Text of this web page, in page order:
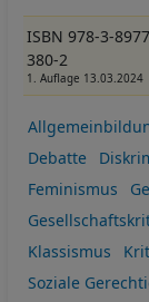
ISBN 978-3-
380-2
1. Auflage 13.03.2024
Debatte
Feminismus
Klassismus
Soziale